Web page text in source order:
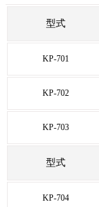
型式
KP-701
KP-702
KP-703
型式
KP-704